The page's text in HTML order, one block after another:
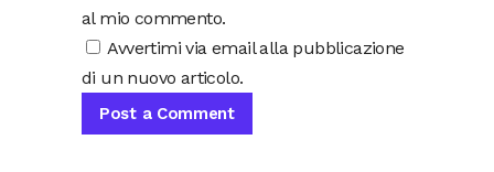
al mio commento.
Avvertimi via email alla pubblicazione
di un nuovo articolo.